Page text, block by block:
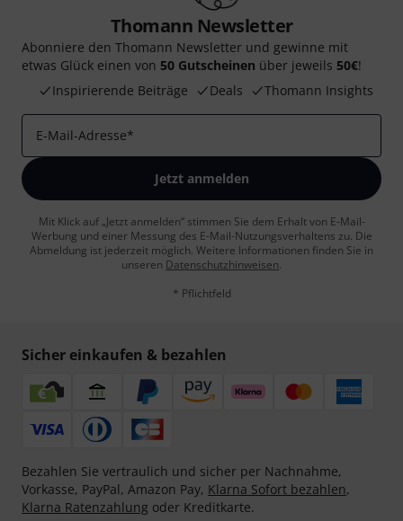
Thomann Newsletter
Abonniere den Thomann Newsletter und gewinne mit
etwas Glück einen von 50 Gutscheinen über jeweils 50€!
Inspirierende Beiträge
Deals Thomann Insights
E-Mail-Adresse*
Jetzt anmelden
Mit Klick auf „Jetzt anmelden“ stimmen Sie dem Erhalt von E-Mail-
Werbung und einer Messung des E-Mail-Nutzungsverhaltens zu. Die
Abmeldung ist jederzeit möglich. Weitere Informationen finden Sie in
unseren Datenschutzhinweisen.
* Pflichtfeld
Sicher einkaufen & bezahlen
Bezahlen Sie vertraulich und sicher per Nachnahme,
Vorkasse, PayPal, Amazon Pay, Klarna Sofort bezahlen,
Klarna Ratenzahlung oder Kreditkarte.